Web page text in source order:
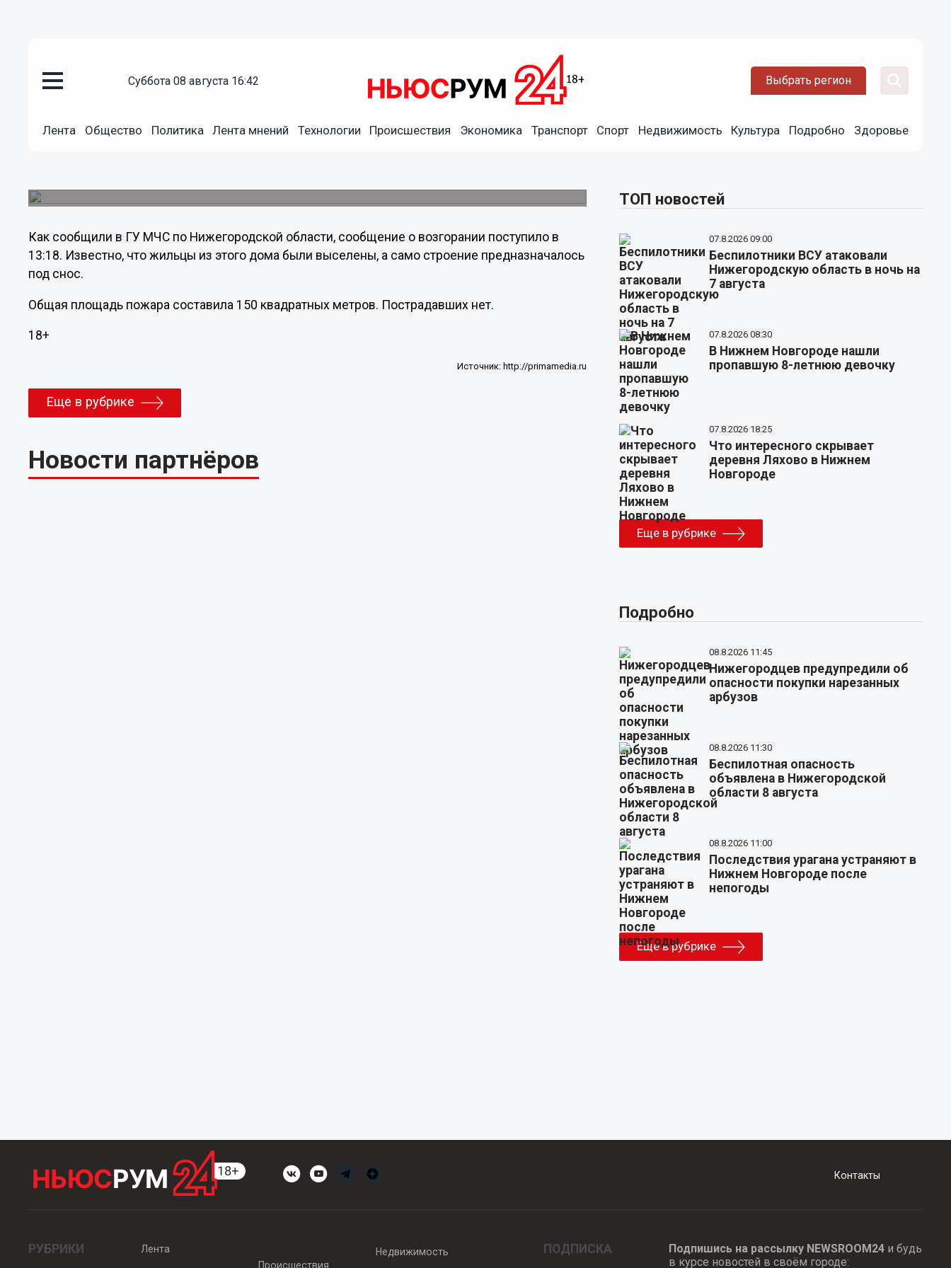
суббота 08 августа 16:42 Выбрать регион
Лента Общество Политика Лента мнений Технологии Происшествия Экономика Транспорт Спорт Недвижимость Культура Подробно Здоровье
Как сообщили в ГУ МЧС по Нижегородской области, сообщение о возгорании поступило в
13:18. Известно, что жильцы из этого дома были выселены, а само строение предназначалось
под снос.
Общая площадь пожара составила 150 квадратных метров. Пострадавших нет.
18+
Источник: http://primamedia.ru
Еще в рубрике
Новости партнёров
ТОП новостей
07.8.2026 09:00
Беспилотники ВСУ атаковали
Нижегородскую область в ночь на
7 августа
07.8.2026 08:30
В Нижнем Новгороде нашли
пропавшую 8-летнюю девочку
07.8.2026 18:25
Что интересного скрывает
деревня Ляхово в Нижнем
Новгороде
Еще в рубрике
Подробно
08.8.2026 11:45
Нижегородцев предупредили об
опасности покупки нарезанных
арбузов
08.8.2026 11:30
Беспилотная опасность
объявлена в Нижегородской
области 8 августа
08.8.2026 11:00
Последствия урагана устраняют в
Нижнем Новгороде после
непогоды
Еще в рубрике
Контакты
РУБРИКИ
Лента
Происшествия
Недвижимость ПОДПИСКА Подпишись на рассылку NEWSROOM24и будь
в курсе новостей в своём городе: